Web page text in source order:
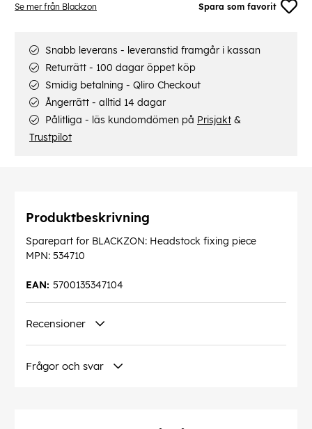
Se mer från Blackzon Spara som favorit
Snabb leverans - leveranstid framgår i kassan
Returrätt - 100 dagar öppet köp
Smidig betalning - Qliro Checkout
Ångerrätt - alltid 14 dagar
Pålitliga - läs kundomdömen på Prisjakt &
Trustpilot
Produktbeskrivning
Sparepart for BLACKZON: Headstock fixing piece
MPN: 534710
5700135347104
EAN:
Recensioner
Frågor och svar